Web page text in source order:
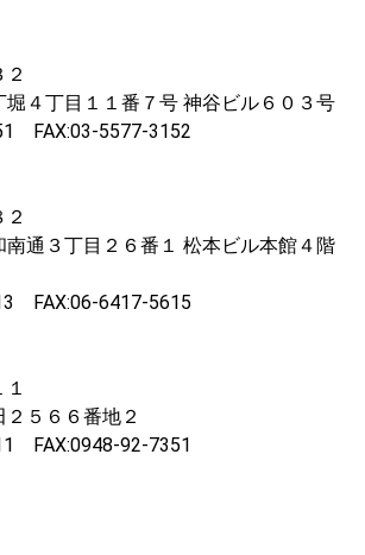
４丁目１１番７号 神谷ビル６０３号
FAX:03-5577-3152
通３丁目２６番１ 松本ビル本館４階
FAX:06-6417-5615
５６６番地２
FAX:0948-92-7351